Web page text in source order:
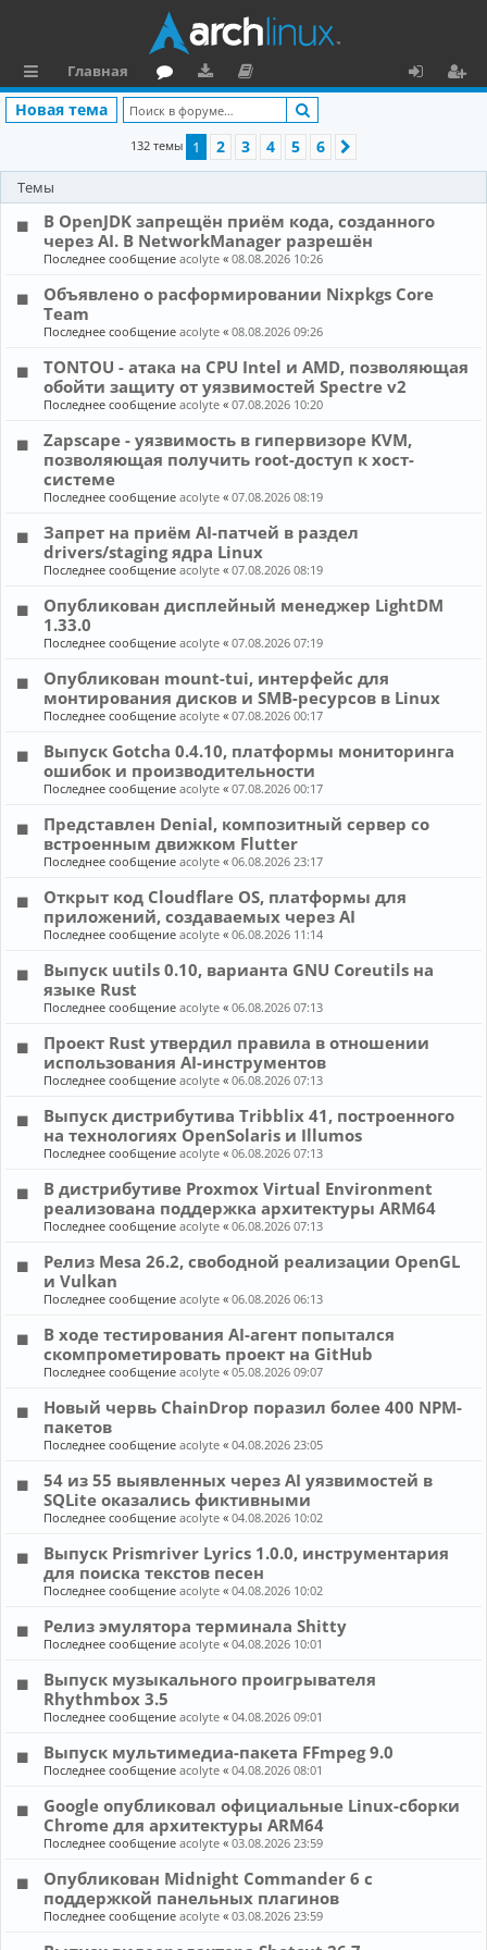
с
л
к
и
Главная
о
м
аг
ру
зк
и
о
ку
м
е
н
та
ц
и
я
д
ст
р
Новая тема
132 темы 1 2 3 4 5 6
Темы
В OpenJDK запрещён приём кода, созданного
через AI. В NetworkManager разрешён
Последнее сообщениеacolyte «08.08.2026 10:26
Объявлено о расформировании Nixpkgs Core
Team
Последнее сообщениеacolyte «08.08.2026 09:26
TONTOU - атака на CPU Intel и AMD, позволяющая
обойти защиту от уязвимостей Spectre v2
Последнее сообщениеacolyte «07.08.2026 10:20
Zapscape - уязвимость в гипервизоре KVM,
позволяющая получить root-доступ к хост-
системе
Последнее сообщениеacolyte «07.08.2026 08:19
Запрет на приём AI-патчей в раздел
drivers/staging ядра Linux
Последнее сообщениеacolyte «07.08.2026 08:19
Опубликован дисплейный менеджер LightDM
1.33.0
Последнее сообщениеacolyte «07.08.2026 07:19
Опубликован mount-tui, интерфейс для
монтирования дисков и SMB-ресурсов в Linux
Последнее сообщениеacolyte «07.08.2026 00:17
Выпуск Gotcha 0.4.10, платформы мониторинга
ошибок и производительности
Последнее сообщениеacolyte «07.08.2026 00:17
Представлен Denial, композитный сервер со
встроенным движком Flutter
Последнее сообщениеacolyte «06.08.2026 23:17
Открыт код Cloudflare OS, платформы для
приложений, создаваемых через AI
Последнее сообщениеacolyte «06.08.2026 11:14
Выпуск uutils 0.10, варианта GNU Coreutils на
языке Rust
Последнее сообщениеacolyte «06.08.2026 07:13
Проект Rust утвердил правила в отношении
использования AI-инструментов
Последнее сообщениеacolyte «06.08.2026 07:13
Выпуск дистрибутива Tribblix 41, построенного
на технологиях OpenSolaris и Illumos
Последнее сообщениеacolyte «06.08.2026 07:13
В дистрибутиве Proxmox Virtual Environment
реализована поддержка архитектуры ARM64
Последнее сообщениеacolyte «06.08.2026 07:13
Релиз Mesa 26.2, свободной реализации OpenGL
и Vulkan
Последнее сообщениеacolyte «06.08.2026 06:13
В ходе тестирования AI-агент попытался
скомпрометировать проект на GitHub
Последнее сообщениеacolyte «05.08.2026 09:07
Новый червь ChainDrop поразил более 400 NPM-
пакетов
Последнее сообщениеacolyte «04.08.2026 23:05
54 из 55 выявленных через AI уязвимостей в
SQLite оказались фиктивными
Последнее сообщениеacolyte «04.08.2026 10:02
Выпуск Prismriver Lyrics 1.0.0, инструментария
для поиска текстов песен
Последнее сообщениеacolyte «04.08.2026 10:02
Релиз эмулятора терминала Shitty
Последнее сообщениеacolyte «04.08.2026 10:01
Выпуск музыкального проигрывателя
Rhythmbox 3.5
Последнее сообщениеacolyte «04.08.2026 09:01
Выпуск мультимедиа-пакета FFmpeg 9.0
Последнее сообщениеacolyte «04.08.2026 08:01
Google опубликовал официальные Linux-сборки
Chrome для архитектуры ARM64
Последнее сообщениеacolyte «03.08.2026 23:59
Опубликован Midnight Commander 6 c
поддержкой панельных плагинов
Последнее сообщениеacolyte «03.08.2026 23:59